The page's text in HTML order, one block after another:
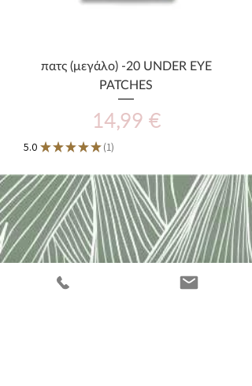
πατς (μεγάλο) -20 UNDER EYE
PATCHES
Τιμή
14,99 €
5.0 ★★★★★ 1
1